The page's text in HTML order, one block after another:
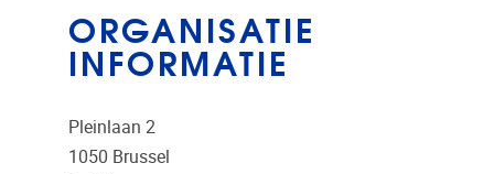
ORGANISATIE
INFORMATIE
Pleinlaan 2
1050 Brussel